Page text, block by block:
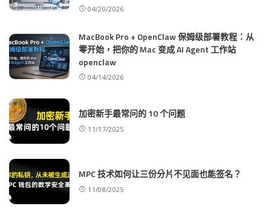
04/20/2026
MacBook Pro + OpenClaw 保姆级部署教程：从
零开始，把你的 Mac 变成 AI Agent 工作站
openclaw
04/14/2026
加密新手最常问的 10 个问题
11/17/2025
MPC 技术如何让三份分片不见面也能签名？
11/08/2025